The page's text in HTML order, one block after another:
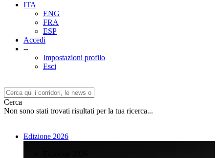
ITA
ENG
FRA
ESP
Accedi
--
Impostazioni profilo
Esci
Cerca
Non sono stati trovati risultati per la tua ricerca...
Edizione 2026